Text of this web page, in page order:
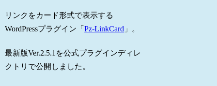
リンクをカード形式で表示する
WordPressプラグイン「Pz-LinkCard 」。
最新版Ver.2.5.1を公式プラグインディレ
クトリで公開しました。